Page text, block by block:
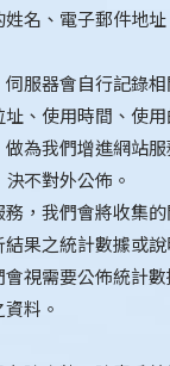
名、電子郵件地
服器會自行記錄
、使用時間、使
為我們增進網站
不對外公佈。
，我們會將收集
果之統計數據或
視需要公佈統計
料。